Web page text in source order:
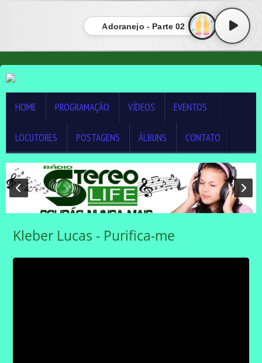
Adoranejo - Parte 02
HOME PROGRAMAÇÃO VÍDEOS EVENTOS
LOCUTORES POSTAGENS ÁLBUNS CONTATO
Kleber Lucas - Purifica-me